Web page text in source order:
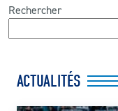
Rechercher
ACTUALITÉS